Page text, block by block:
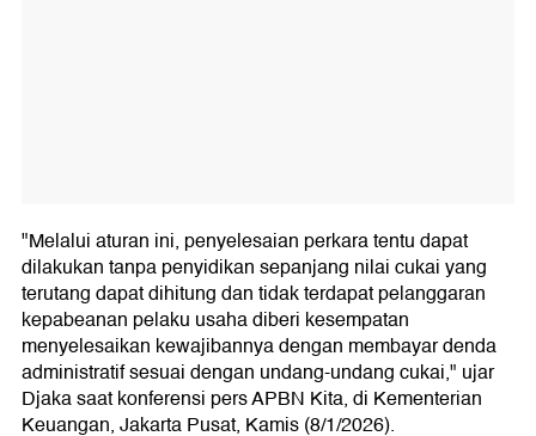
"Melalui aturan ini, penyelesaian perkara tentu dapat
dilakukan tanpa penyidikan sepanjang nilai cukai yang
terutang dapat dihitung dan tidak terdapat pelanggaran
kepabeanan pelaku usaha diberi kesempatan
menyelesaikan kewajibannya dengan membayar denda
administratif sesuai dengan undang-undang cukai," ujar
Djaka saat konferensi pers APBN Kita, di Kementerian
Keuangan, Jakarta Pusat, Kamis (8/1/2026).